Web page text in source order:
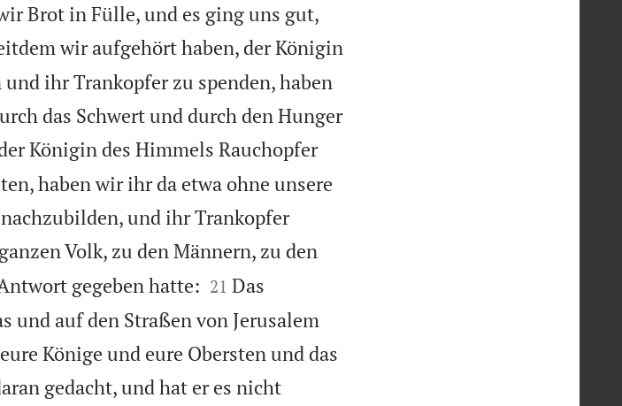
Brot in Fülle, und es ging uns gut,
wir aufgehört haben, der Königin
ihr Trankopfer zu spenden, haben
das Schwert und durch den Hunger
Königin des Himmels Rauchopfer
haben wir ihr da etwa ohne unsere
und ihr Trankopfer
Volk, zu den Männern, zu den
gegeben hatte:
21 Das
und auf den Straßen von Jerusalem
Könige und eure Obersten und das
gedacht, und hat er es nicht